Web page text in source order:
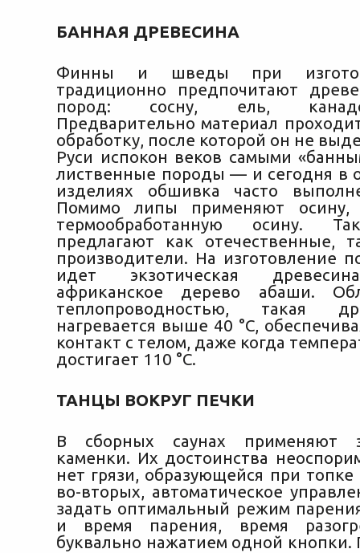
БАННАЯ ДРЕВЕСИНА
Финны и шведы при
традиционно предпочитают
пород: сосну, ель,
Предварительно материал
обработку, после которой он не
Руси испокон веков самыми
лиственные породы — и сегодня в
изделиях обшивка часто
Помимо липы применяют осину,
термообработанную осину.
предлагают как отечественные,
производители. На изготовление
идет экзотическая
африканское дерево абаши.
теплопроводностью, такая
нагревается выше 40 °С,
контакт с телом, даже когда
достигает 110 °С.
ТАНЦЫ ВОКРУГ ПЕЧКИ
В сборных саунах применяют
каменки. Их достоинства
нет грязи, образующейся при
во-вторых, автоматическое
задать оптимальный режим
и время парения, время
буквально нажатием одной кнопки.